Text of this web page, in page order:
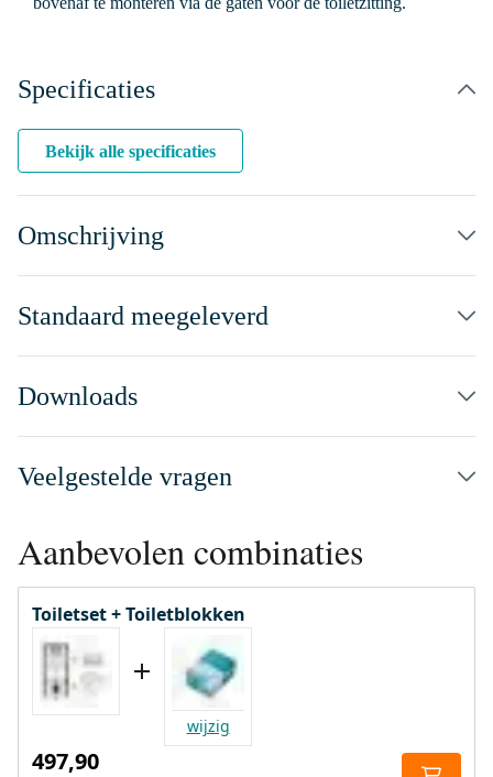
Specificaties
Bekijk alle specificaties
Omschrijving
Standaard meegeleverd
Downloads
Veelgestelde vragen
Aanbevolen combinaties
Toiletset + Toiletblokken
wijzig
497,90